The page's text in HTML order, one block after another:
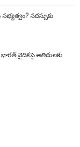
సదస్సుకు
భారత్ వైదికపై అతిథులకు